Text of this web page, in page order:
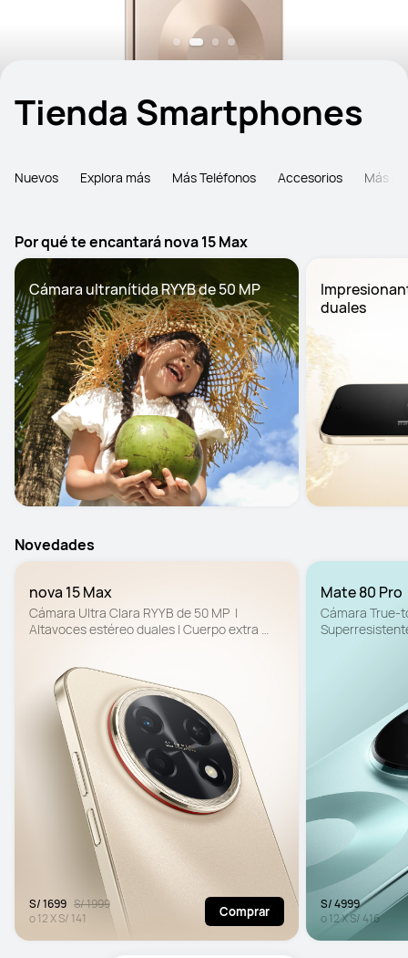
Tienda Smartphones
Nuevos Explora más Más Teléfonos Accesorios Más
Por qué te encantará nova 15 Max
Novedades
Cámara Ultra Clara RYYB de 50 MP  |
Altavoces estéreo duales | Cuerpo extra
S/ 1699 S/ 1999
o12XS/ 141 Comprar
Cámara True-
S/ 4999
o12XS/ 416